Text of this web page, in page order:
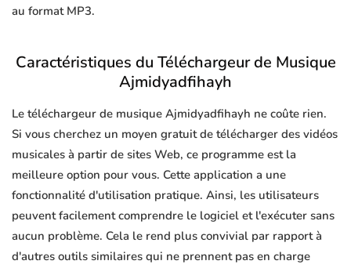
au format MP3.
Caractéristiques du Téléchargeur de Musique
Ajmidyadfihayh
Le téléchargeur de musique Ajmidyadfihayh ne coûte rien.
Si vous cherchez un moyen gratuit de télécharger des vidéos
musicales à partir de sites Web, ce programme est la
meilleure option pour vous. Cette application a une
fonctionnalité d'utilisation pratique. Ainsi, les utilisateurs
peuvent facilement comprendre le logiciel et l'exécuter sans
aucun problème. Cela le rend plus convivial par rapport à
d'autres outils similaires qui ne prennent pas en charge